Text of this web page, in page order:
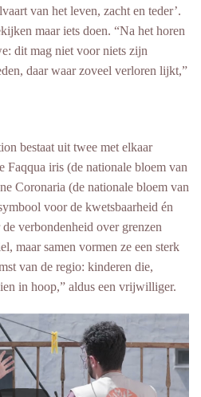
van het leven, zacht en teder’.
maar iets doen. “Na het horen
dit mag niet voor niets zijn
daar waar zoveel verloren lijkt,”
bestaat uit twee met elkaar
Faqqua iris (de nationale bloem van
Coronaria (de nationale bloem van
voor de kwetsbaarheid én
verbondenheid over grenzen
maar samen vormen ze een sterk
van de regio: kinderen die,
in hoop,” aldus een vrijwilliger.